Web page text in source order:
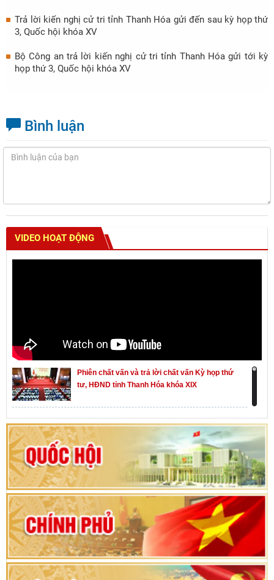
Trả lời kiến nghị cử tri tỉnh Thanh Hóa gửi đến sau kỳ họp thứ
3, Quốc hội khóa XV
Bộ Công an trả lời kiến nghị cử tri tỉnh Thanh Hóa gửi tới kỳ
họp thứ 3, Quốc hội khóa XV
Bình luận
VIDEO HOẠT ĐỘNG
Phiên chất vấn và trả lời chất vấn Kỳ họp thứ
tư, HĐND tỉnh Thanh Hóa khóa XIX
Khai mạc kỳ họp thứ Nhất, Quốc hội khóa XVI
Hướng dẫn quy trình bỏ phiếu bầu cử ĐBQH
khoá XVI và đại biểu HĐND các cấp nhiệm kỳ
2026-2031
80 năm Quốc hội Việt Nam: vì lợi ích Nhân dân,
vì sự phát triển của đất nước
Bộ Chính trị duyệt nội dung Đại hội đại biểu
Đảng bộ tỉnh Thanh Hóa lần thứ XX, nhiệm kỳ